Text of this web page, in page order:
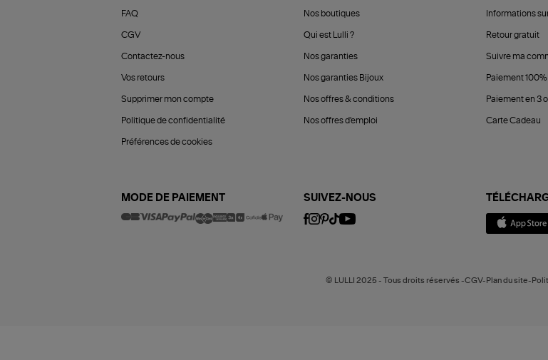
FAQ
CGV
Contactez-nous
Vos retours
Supprimer mon compte
Politique de confidentialité
Préférences de cookies
Nos boutiques
Qui est Lulli ?
Nos garanties
Nos garanties Bijoux
Nos offres & conditions
Nos offres d'emploi
Informations
Retour gratuit
Suivre ma
Paiement
Paiement en 3
Carte Cadeau
MODE DE PAIEMENT SUIVEZ-NOUS
© LULLI 2025 - Tous droits réservés -CGV-Plan du site-